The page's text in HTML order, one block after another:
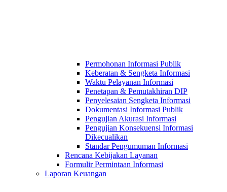
Permohonan Informasi Publik
Keberatan & Sengketa Informasi
Waktu Pelayanan Informasi
Penetapan & Pemutakhiran DIP
Penyelesaian Sengketa Informasi
Dokumentasi Informasi Publik
Pengujian Akurasi Informasi
Pengujian Konsekuensi Informasi
Dikecualikan
Standar Pengumuman Informasi
Rencana Kebijakan Layanan
Formulir Permintaan Informasi
Laporan Keuangan